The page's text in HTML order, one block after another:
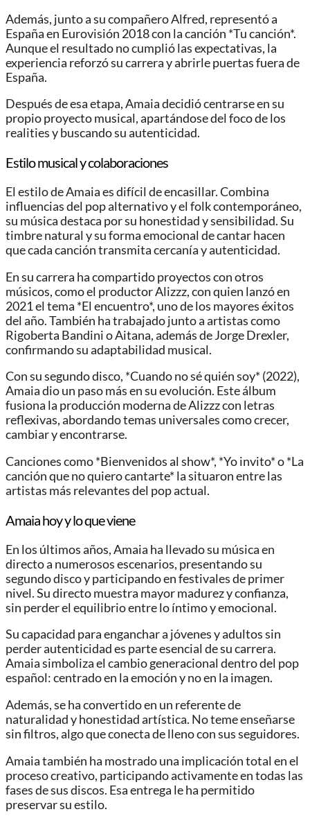
Además, junto a su compañero Alfred, representó a
España en Eurovisión 2018 con la canción *Tu canción*.
Aunque el resultado no cumplió las expectativas, la
experiencia reforzó su carrera y abrirle puertas fuera de
España.
Después de esa etapa, Amaia decidió centrarse en su
propio proyecto musical, apartándose del foco de los
realities y buscando su autenticidad.
Estilo musical y colaboraciones
El estilo de Amaia es difícil de encasillar. Combina
influencias del pop alternativo y el folk contemporáneo,
su música destaca por su honestidad y sensibilidad. Su
timbre natural y su forma emocional de cantar hacen
que cada canción transmita cercanía y autenticidad.
En su carrera ha compartido proyectos con otros
músicos, como el productor Alizzz, con quien lanzó en
2021 el tema *El encuentro*, uno de los mayores éxitos
del año. También ha trabajado junto a artistas como
Rigoberta Bandini o Aitana, además de Jorge Drexler,
confirmando su adaptabilidad musical.
Con su segundo disco, *Cuando no sé quién soy* (2022),
Amaia dio un paso más en su evolución. Este álbum
fusiona la producción moderna de Alizzz con letras
reflexivas, abordando temas universales como crecer,
cambiar y encontrarse.
Canciones como *Bienvenidos al show*, *Yo invito* o *La
canción que no quiero cantarte* la situaron entre las
artistas más relevantes del pop actual.
Amaia hoy y lo que viene
En los últimos años, Amaia ha llevado su música en
directo a numerosos escenarios, presentando su
segundo disco y participando en festivales de primer
nivel. Su directo muestra mayor madurez y confianza,
sin perder el equilibrio entre lo íntimo y emocional.
Su capacidad para enganchar a jóvenes y adultos sin
perder autenticidad es parte esencial de su carrera.
Amaia simboliza el cambio generacional dentro del pop
español: centrado en la emoción y no en la imagen.
Además, se ha convertido en un referente de
naturalidad y honestidad artística. No teme enseñarse
sin filtros, algo que conecta de lleno con sus seguidores.
Amaia también ha mostrado una implicación total en el
proceso creativo, participando activamente en todas las
fases de sus discos. Esa entrega le ha permitido
preservar su estilo.